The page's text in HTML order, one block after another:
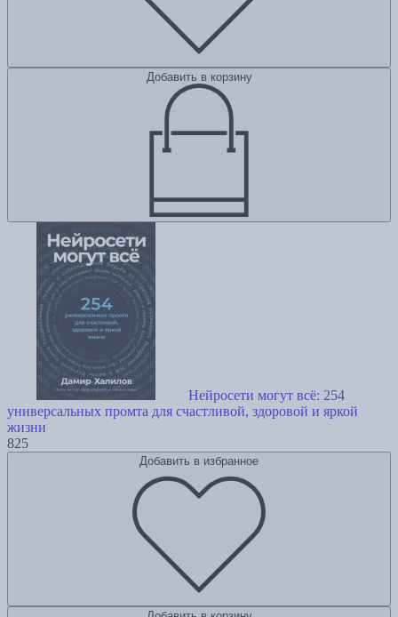
Добавить в корзину
Нейросети могут всё: 254
универсальных промта для счастливой, здоровой и яркой
жизни
825
Добавить в избранное